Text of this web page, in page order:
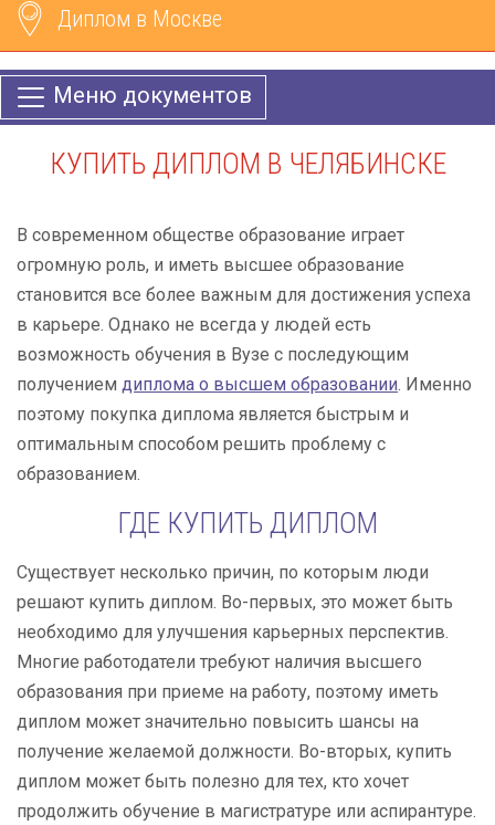
Диплом в Москве
Меню документов
КУПИТЬ ДИПЛОМ В ЧЕЛЯБИНСКЕ
В современном обществе образование играет
огромную роль, и иметь высшее образование
становится все более важным для достижения успеха
в карьере. Однако не всегда у людей есть
возможность обучения в Вузе с последующим
получением диплома о высшем образовании. Именно
поэтому покупка диплома является быстрым и
оптимальным способом решить проблему с
образованием.
ГДЕ КУПИТЬ ДИПЛОМ
Существует несколько причин, по которым люди
решают купить диплом. Во-первых, это может быть
необходимо для улучшения карьерных перспектив.
Многие работодатели требуют наличия высшего
образования при приеме на работу, поэтому иметь
диплом может значительно повысить шансы на
получение желаемой должности. Во-вторых, купить
диплом может быть полезно для тех, кто хочет
продолжить обучение в магистратуре или аспирантуре.